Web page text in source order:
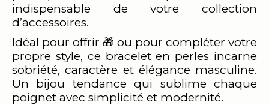
indispensable de votre collection
d’accessoires.
Idéal pour offrir 🎁 ou pour compléter votre
propre style, ce bracelet en perles incarne
sobriété, caractère et élégance masculine.
Un bijou tendance qui sublime chaque
poignet avec simplicité et modernité.